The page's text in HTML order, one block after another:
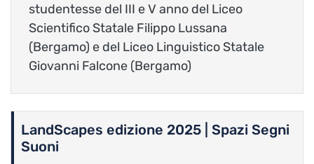
studentesse del III e V anno del Liceo
Scientifico Statale Filippo Lussana
(Bergamo) e del Liceo Linguistico Statale
Giovanni Falcone (Bergamo)
LandScapes edizione 2025 | Spazi Segni
Suoni